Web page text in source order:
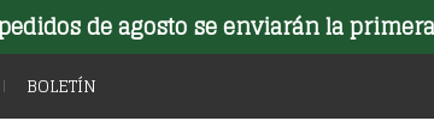
de agosto se enviarán la
BOLETÍN